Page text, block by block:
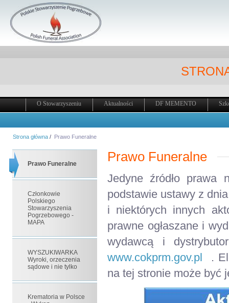
O Stowarzyszeniu Aktualności DF MEMENTO
Strona główna / Prawo Funeralne
Prawo Funeralne
Członkowie
Polskiego
Stowarzyszenia
Pogrzebowego -
MAPA
WYSZUKIWARKA
Wyroki, orzeczenia
sądowe i nie tylko
Krematoria w Polsce
Prawo Funeralne
Jedyne źródło prawa
podstawie ustawy z
i niektórych innych
prawne ogłaszane i
wydawcą i
www.cokprm.gov.pl .
na tej stronie może być